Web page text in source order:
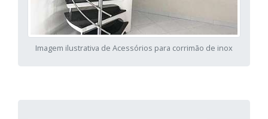
Imagem ilustrativa de Acessórios para corrimão de inox